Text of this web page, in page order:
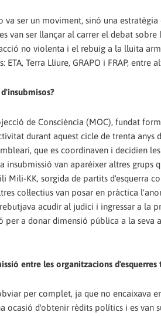
va ser un moviment, sinó una
van ser llançar al carrer el debat
no violenta i el rebuig a la lluita
Terra Lliure, GRAPO i FRAP, entre
de Consciència (MOC), fundat
durant aquest cicle de trenta
que es coordinaven i decidien
insubmissió van aparèixer altres grups
Mili-KK, sorgida de partits d'esquerra
col·lectius van posar en pràctica
acudir al judici i ingressar a la
per a donar dimensió pública a la seva
entre les organitzacions d'esquerres
per complet, ja que no encaixava
ocasió d'obtenir rèdits polítics i es van